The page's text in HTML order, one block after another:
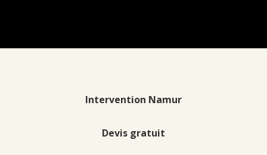
Intervention Namur
Devis gratuit